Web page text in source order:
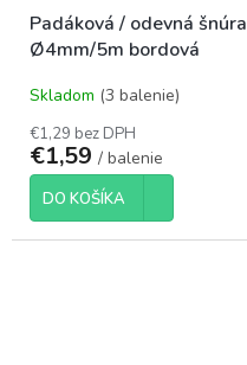
Padáková / odevná šnúra
Ø4mm/5m bordová
Skladom (3 balenie)
€1,29 bez DPH
€1,59 / balenie
DO KOŠÍKA